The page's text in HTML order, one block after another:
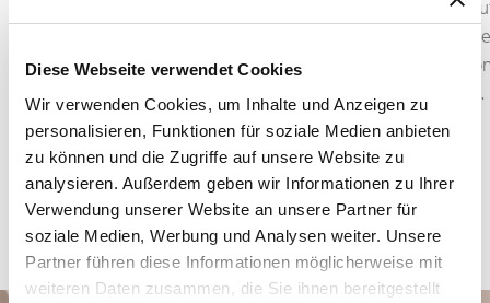
Diese Webseite verwendet Cookies
Wir verwenden Cookies, um Inhalte und Anzeigen zu
personalisieren, Funktionen für soziale Medien anbieten
zu können und die Zugriffe auf unsere Website zu
analysieren. Außerdem geben wir Informationen zu Ihrer
Verwendung unserer Website an unsere Partner für
soziale Medien, Werbung und Analysen weiter. Unsere
Partner führen diese Informationen möglicherweise mit
weiteren Daten zusammen, die Sie ihnen bereitgestellt
Licht ein und offenbart die Präzision, mit der
selbst kleinste Details ausgeführt werden.
Linien
Brücken.